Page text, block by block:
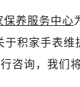
保养服务中心
于积家手表维
咨询，我们